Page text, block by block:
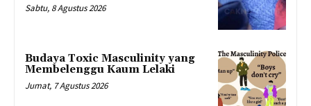
Sabtu, 8 Agustus 2026
Budaya Toxic Masculinity yang
Membelenggu Kaum Lelaki
Jumat, 7 Agustus 2026